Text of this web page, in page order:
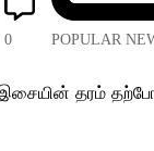
0 POPULAR